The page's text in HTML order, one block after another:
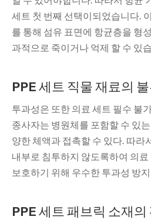
세트 첫 번째 선택이되었습니다.
를 통해 섬유 표면에 항균층을 형
과적으로 죽이거나 억제 할 수 있
PPE 세트 직물 재료의
투과성은 또한 의료 세트 필수 불
종사자는 병원체를 포함할 수 있
양한 체액과 접촉할 수 있다. 따라
내부로 침투하지 않도록하여 의
보호하기 위해 우수한 투과성 방
PPE 세트 패브릭 소재의